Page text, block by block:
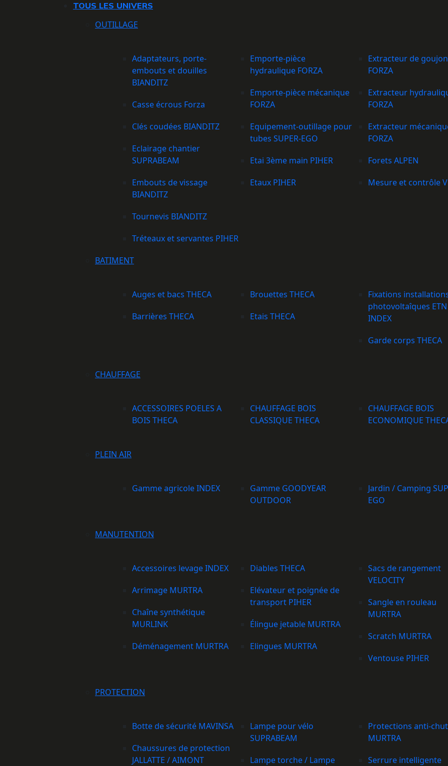
TOUS LES UNIVERS
OUTILLAGE
Adaptateurs, porte-
embouts et douilles
BIANDITZ
Casse écrous Forza
Clés coudées BIANDITZ
Eclairage chantier
SUPRABEAM
Embouts de vissage
BIANDITZ
Emporte-pièce
hydraulique FORZA
Emporte-pièce mécanique
FORZA
Equipement-outillage pour
tubes SUPER-EGO
Etai 3ème main PIHER
Etaux PIHER
Extracteur de
FORZA
Extracteur
FORZA
Extracteur
FORZA
Forets ALPEN
Mesure et contrôle
Tournevis BIANDITZ
Tréteaux et servantes PIHER
BATIMENT
Auges et bacs THECA
Barrières THECA
Brouettes THECA
Etais THECA
Fixations
photovoltaîques ETN
INDEX
Garde corps THECA
CHAUFFAGE
ACCESSOIRES POELES A
BOIS THECA
CHAUFFAGE BOIS
CLASSIQUE THECA
CHAUFFAGE BOIS
ECONOMIQUE
PLEIN AIR
Gamme agricole INDEX
Gamme GOODYEAR
OUTDOOR
Jardin / Camping
EGO
MANUTENTION
Accessoires levage INDEX
Arrimage MURTRA
Chaîne synthétique
MURLINK
Déménagement MURTRA
Diables THECA
Elévateur et poignée de
transport PIHER
Élingue jetable MURTRA
Elingues MURTRA
Sacs de rangement
VELOCITY
Sangle en rouleau
MURTRA
Scratch MURTRA
Ventouse PIHER
PROTECTION
Botte de sécurité MAVINSA
Chaussures de protection
JALLATTE / AIMONT
Lampe pour vélo
SUPRABEAM
Lampe torche / Lampe
Protections anti-
MURTRA
Serrure intelligente